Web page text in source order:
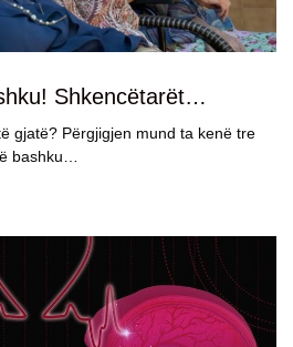
Shkencëtarët
braziliane për të zbuluar
gjatë? Përgjigjen mund ta kenë tre
bashku…